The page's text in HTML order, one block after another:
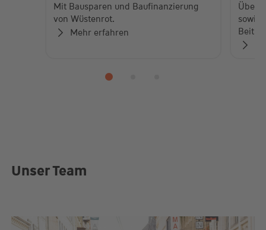
Mit Bausparen und Baufinanzierung
von Wüstenrot.
Mehr erfahren
Über
sowie
Unser Team